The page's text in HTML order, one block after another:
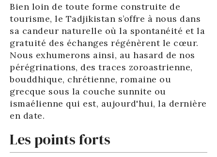
Bien loin de toute forme construite de
tourisme, le Tadjikistan s’offre à nous dans
sa candeur naturelle où la spontanéité et la
gratuité des échanges régénèrent le cœur.
Nous exhumerons ainsi, au hasard de nos
pérégrinations, des traces zoroastrienne,
bouddhique, chrétienne, romaine ou
grecque sous la couche sunnite ou
ismaélienne qui est, aujourd'hui, la dernière
en date.
Les points forts